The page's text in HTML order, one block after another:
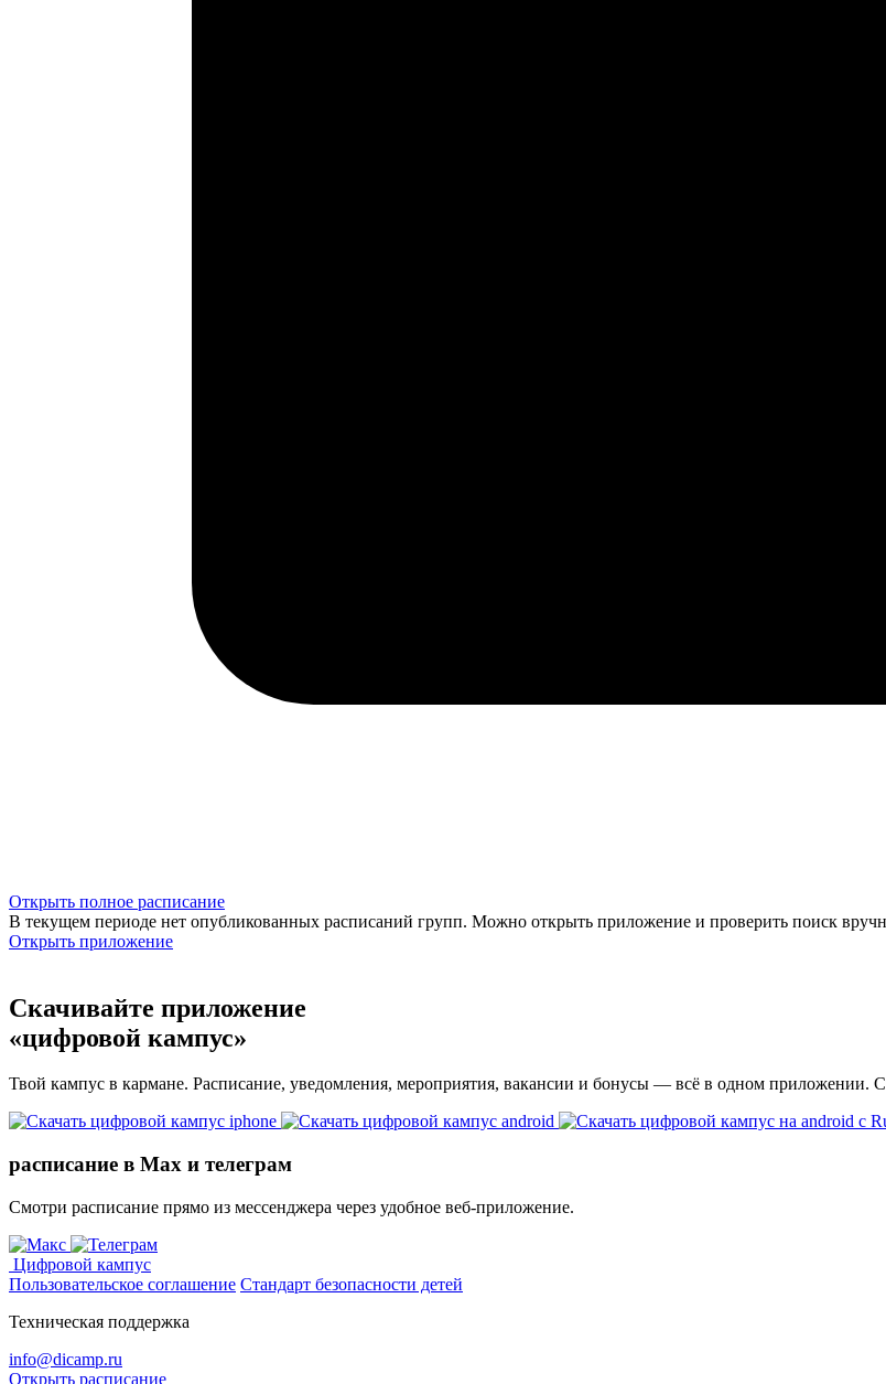
Открыть полное расписание
В текущем периоде нет опубликованных расписаний групп. Можно открыть приложение и проверить поиск
Открыть приложение
Скачивайте приложение
«цифровой кампус»
Твой кампус в кармане. Расписание, уведомления, мероприятия, вакансии и бонусы — всё в одном приложении.
расписание в Max и телеграм
Смотри расписание прямо из мессенджера через удобное веб‑приложение.
Цифровой кампус
Пользовательское соглашение Стандарт безопасности детей
Техническая поддержка
info@dicamp.ru
Открыть расписание